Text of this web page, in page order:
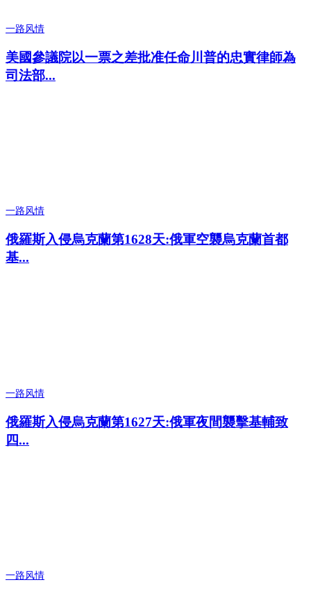
一路风情
美國參議院以一票之差批准任命川普的忠實律師為
司法部...
一路风情
俄羅斯入侵烏克蘭第1628天:俄軍空襲烏克蘭首都
基...
一路风情
俄羅斯入侵烏克蘭第1627天:俄軍夜間襲擊基輔致
四...
一路风情